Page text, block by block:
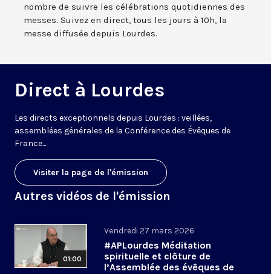
nombre de suivre les célébrations quotidiennes des
messes. Suivez en direct, tous les jours à 10h, la
messe diffusée depuis Lourdes.
Direct à Lourdes
Les directs exceptionnels depuis Lourdes : veillées,
assemblées générales de la Conférence des Évêques de
France...
Visiter la page de l'émission
Autres vidéos de l'émission
01:00
Vendredi 27 mars 2026
#APLourdes Méditation
spirituelle et clôture de
l’Assemblée des évêques de